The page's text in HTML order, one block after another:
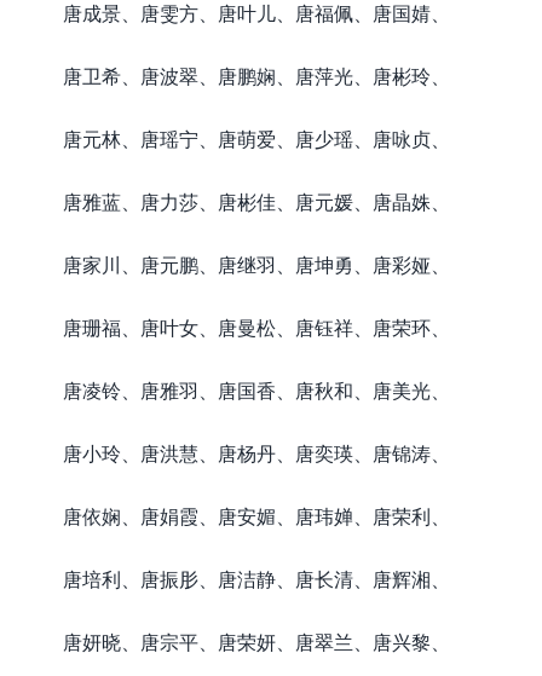
唐成景、唐雯方、唐叶儿、唐福佩、唐国婧、
唐卫希、唐波翠、唐鹏娴、唐萍光、唐彬玲、
唐元林、唐瑶宁、唐萌爱、唐少瑶、唐咏贞、
唐雅蓝、唐力莎、唐彬佳、唐元媛、唐晶姝、
唐家川、唐元鹏、唐继羽、唐坤勇、唐彩娅、
唐珊福、唐叶女、唐曼松、唐钰祥、唐荣环、
唐凌铃、唐雅羽、唐国香、唐秋和、唐美光、
唐小玲、唐洪慧、唐杨丹、唐奕瑛、唐锦涛、
唐依娴、唐娟霞、唐安媚、唐玮婵、唐荣利、
唐培利、唐振肜、唐洁静、唐长清、唐辉湘、
唐妍晓、唐宗平、唐荣妍、唐翠兰、唐兴黎、